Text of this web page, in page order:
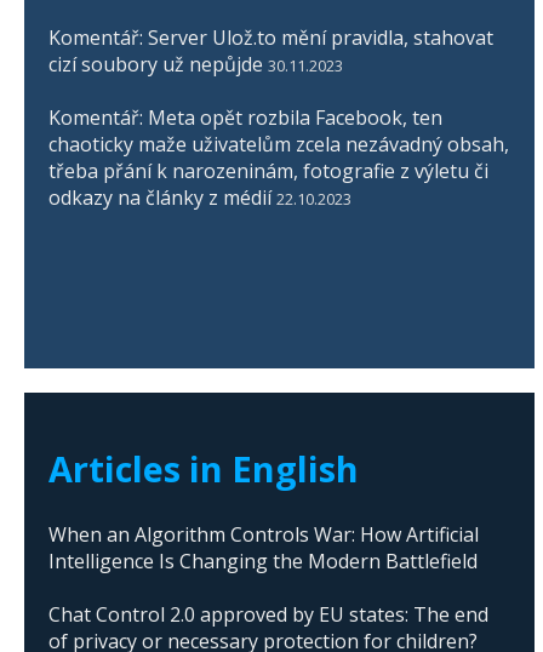
Komentář: Server Ulož.to mění pravidla, stahovat
cizí soubory už nepůjde 30.11.2023
Komentář: Meta opět rozbila Facebook, ten
chaoticky maže uživatelům zcela nezávadný obsah,
třeba přání k narozeninám, fotografie z výletu či
odkazy na články z médií 22.10.2023
Articles in English
When an Algorithm Controls War: How Artificial
Intelligence Is Changing the Modern Battlefield
Chat Control 2.0 approved by EU states: The end
of privacy or necessary protection for children?